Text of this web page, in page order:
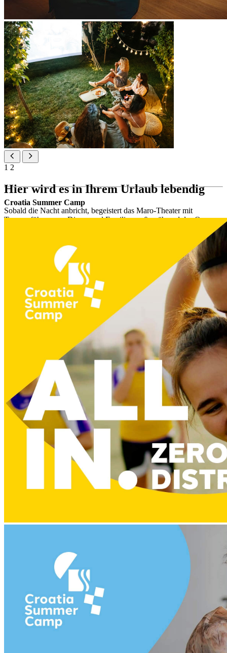
1 2
Hier wird es in Ihrem Urlaub lebendig
Sobald die Nacht anbricht, begeistert das Maro-Theater mit
Tanzvorführungen, Discos und Familienspaß, während das Open-
Unterhaltungsprogramme für Kinder jeden Abend: Maro
Disco, Maro Party und mehr
Spiele, Programme und Thementage, die für Familienspaß
und gemeinsame Erlebnisse gestaltet wurden, mindestens
dreimal wöchentlich spezielle Themenprogramme wie
Unterhaltung, Tanzvorführungen und Zaubershows
Cartoons und Familienfilme im Indoor-Kino und Open-Air-
Kino am Pool
Croatia Summer Camp